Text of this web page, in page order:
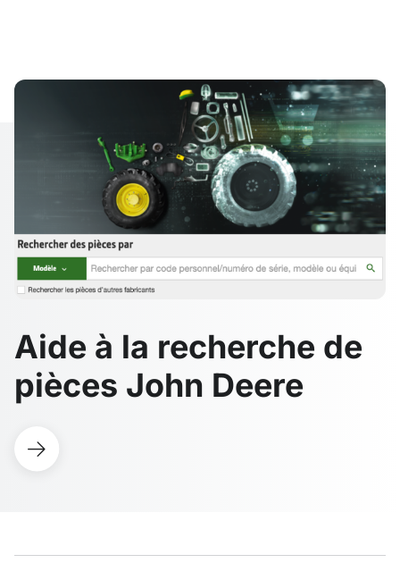
Aide à la recherche de
pièces John Deere